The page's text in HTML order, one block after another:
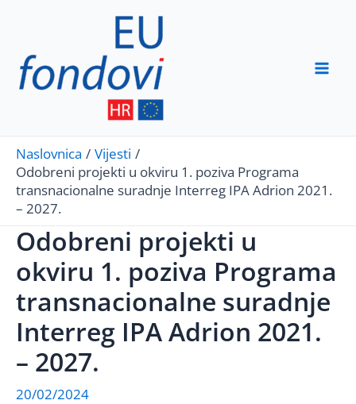
content
Naslovnica
Vijesti
Odobreni projekti u okviru 1. poziva Programa
transnacionalne suradnje Interreg IPA Adrion 2021.
– 2027.
Odobreni projekti u
okviru 1. poziva Programa
transnacionalne suradnje
Interreg IPA Adrion 2021.
– 2027.
20/02/2024